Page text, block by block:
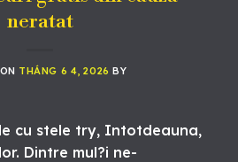
neratat
THÁNG 6 4, 2026 BY
cu stele try, Intotdeauna,
Dintre mul?i ne-